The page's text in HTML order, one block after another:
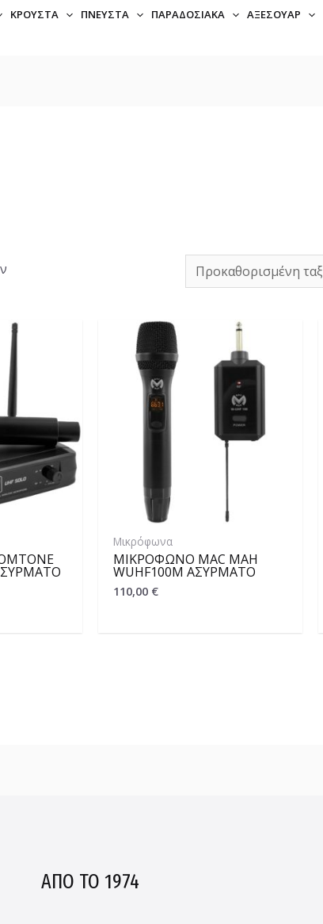
ΚΡΟΥΣΤΆ ΠΝΕΥΣΤΆ ΠΑΡΑΔΟΣΙΑΚΆ ΑΞΕΣΟΥΆΡ
Μικρόφωνα
ΜΙΚΡΌΦΩΝΟ MAC MAH
WUHF100M ΑΣΎΡΜΑΤΟ
110,00 €
ΑΠΟ ΤΟ 1974